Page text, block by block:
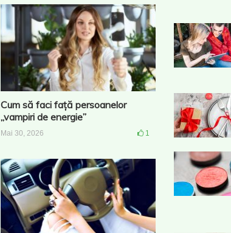
Cum să faci față persoanelor
„vampiri de energie”
Mai 30, 2026 1